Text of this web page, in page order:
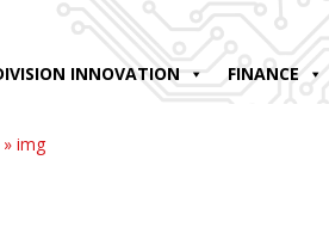
INNOVATION FINANCE
» img